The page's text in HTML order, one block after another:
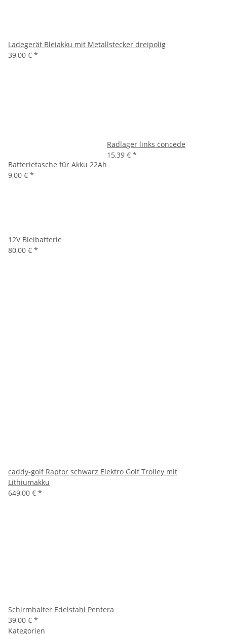
Ladegerät Bleiakku mit Metallstecker dreipolig
39,00 € *
Batterietasche für Akku 22Ah
9,00 € *
Radlager links concede
15,39 € *
12V Bleibatterie
80,00 € *
caddy-golf Raptor schwarz Elektro Golf Trolley mit
Lithiumakku
649,00 € *
Schirmhalter Edelstahl Pentera
39,00 € *
Kategorien